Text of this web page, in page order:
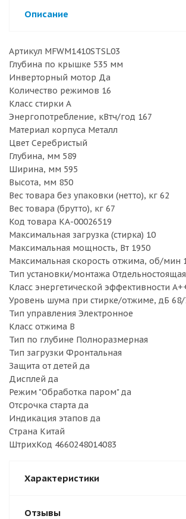
Описание
Артикул MFWM1410STSL03
Глубина по крышке 535 мм
Инверторный мотор Да
Количество режимов 16
Класс стирки A
Энергопотребление, кВтч/год 167
Материал корпуса Металл
Цвет Серебристый
Глубина, мм 589
Ширина, мм 595
Высота, мм 850
Вес товара без упаковки (нетто), кг 62
Вес товара (брутто), кг 67
Код товара КА-00026519
Максимальная загрузка (стирка) 10
Максимальная мощность, Вт 1950
Максимальная скорость отжима, об/мин
Тип установки/монтажа Отдельностоящая
Класс энергетической эффективности
Уровень шума при стирке/отжиме, дБ 68/
Тип управления Электронное
Класс отжима B
Тип по глубине Полноразмерная
Тип загрузки Фронтальная
Защита от детей да
Дисплей да
Режим "Обработка паром" да
Отсрочка старта да
Индикация этапов да
Страна Китай
ШтрихКод 4660248014083
Характеристики
Отзывы